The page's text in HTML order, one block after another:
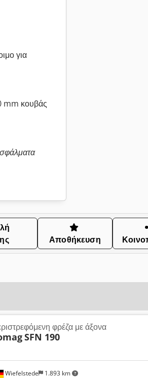
για
mm κουβάς
Αποθήκευση
Wiefelstede 1.893 km
φρέζα με άξονα
SFN 190